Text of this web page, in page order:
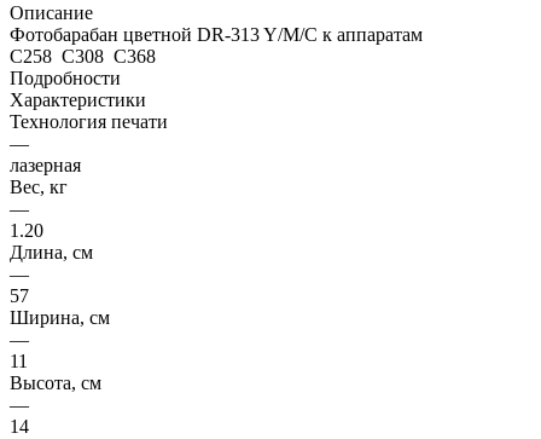
Описание
Фотобарабан цветной DR-313 Y/M/C к аппаратам
C258 C308 C368
Подробности
Характеристики
Технология печати
—
лазерная
Вес, кг
—
1.20
Длина, см
—
57
Ширина, см
—
11
Высота, см
—
14